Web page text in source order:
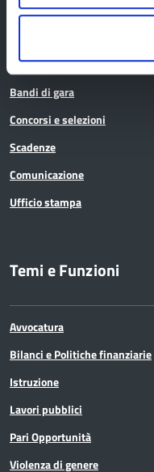
Amministrazione trasparente
Avvisi pubblici
Bandi di gara
Concorsi e selezioni
Scadenze
Comunicazione
Ufficio stampa
Temi e Funzioni
Avvocatura
Bilanci e Politiche finanziarie
Istruzione
Lavori pubblici
Pari Opportunità
Violenza di genere